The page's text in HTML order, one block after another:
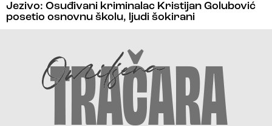
Jezivo: Osuđivani kriminalac Kristijan Golubović
posetio osnovnu školu, ljudi šokirani